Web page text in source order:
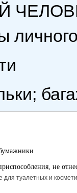
не
для туалетных и